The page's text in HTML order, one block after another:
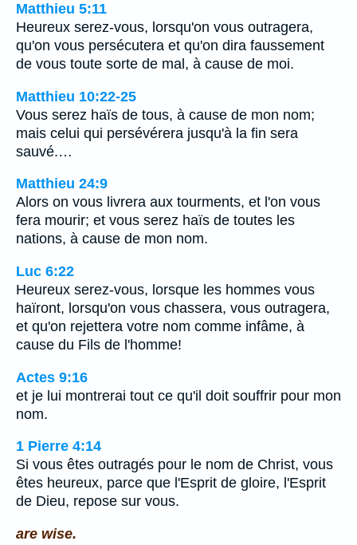
Matthieu 5:11
Heureux serez-vous, lorsqu'on vous outragera,
qu'on vous persécutera et qu'on dira faussement
de vous toute sorte de mal, à cause de moi.
Matthieu 10:22-25
Vous serez haïs de tous, à cause de mon nom;
mais celui qui persévérera jusqu'à la fin sera
sauvé.…
Matthieu 24:9
Alors on vous livrera aux tourments, et l'on vous
fera mourir; et vous serez haïs de toutes les
nations, à cause de mon nom.
Luc 6:22
Heureux serez-vous, lorsque les hommes vous
haïront, lorsqu'on vous chassera, vous outragera,
et qu'on rejettera votre nom comme infâme, à
cause du Fils de l'homme!
Actes 9:16
et je lui montrerai tout ce qu'il doit souffrir pour mon
nom.
1 Pierre 4:14
Si vous êtes outragés pour le nom de Christ, vous
êtes heureux, parce que l'Esprit de gloire, l'Esprit
de Dieu, repose sur vous.
are wise.